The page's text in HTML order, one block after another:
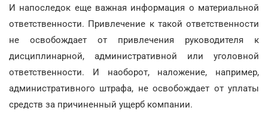
И напоследок еще важная информация о материальной
ответственности. Привлечение к такой ответственности
не освобождает от привлечения руководителя к
дисциплинарной, административной или уголовной
ответственности. И наоборот, наложение, например,
административного штрафа, не освобождает от уплаты
средств за причиненный ущерб компании.